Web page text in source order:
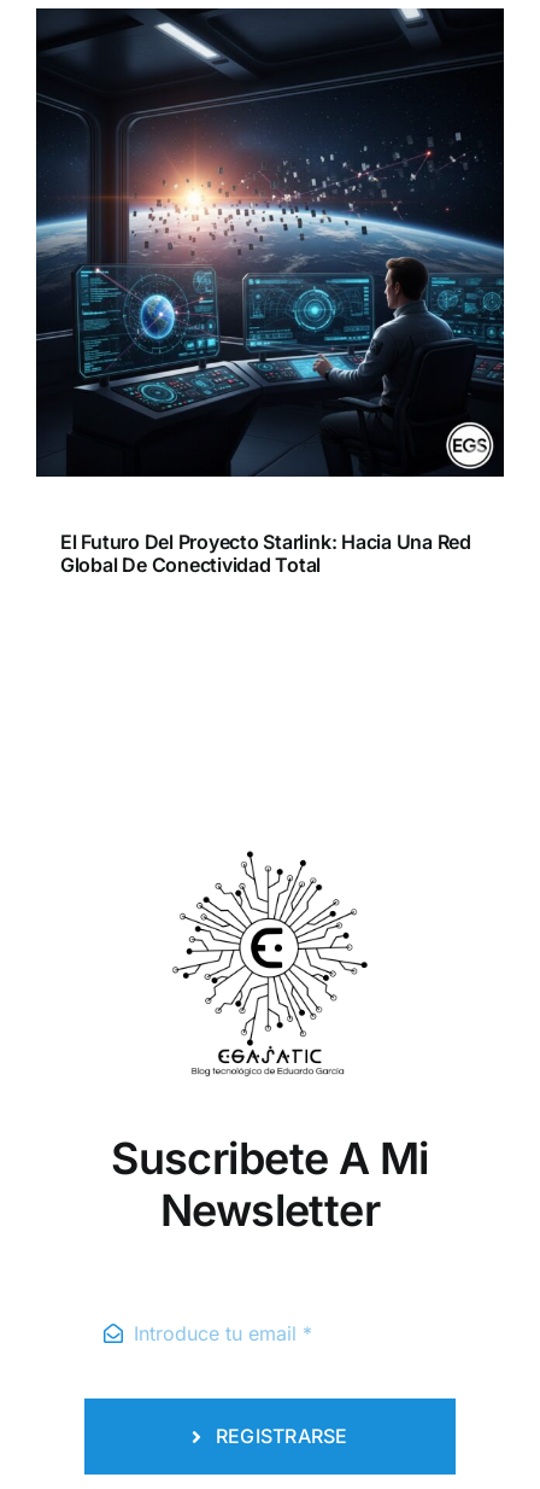
El Futuro Del Proyecto Starlink: Hacia Una Red
Global De Conectividad Total
Suscribete A Mi
Newsletter
REGISTRARSE